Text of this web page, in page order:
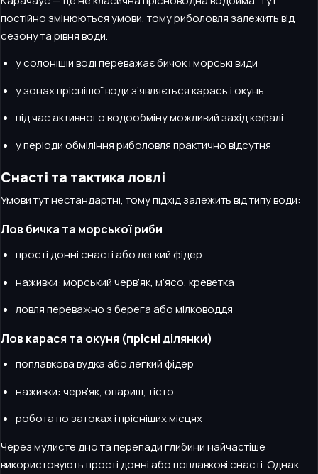
постійно змінюються умови, тому риболовля залежить від
сезону та рівня води.
у солонішій воді переважає бичок і морські види
у зонах пріснішої води з’являється карась і окунь
під час активного водообміну можливий захід кефалі
у періоди обміління риболовля практично відсутня
Снасті та тактика ловлі
Умови тут нестандартні, тому підхід залежить від типу води:
Лов бичка та морської риби
прості донні снасті або легкий фідер
наживки: морський черв’як, м’ясо, креветка
ловля переважно з берега або мілководдя
Лов карася та окуня (прісні ділянки)
поплавкова вудка або легкий фідер
наживки: черв’як, опариш, тісто
робота по затоках і прісніших місцях
Через мулисте дно та перепади глибини найчастіше
використовують прості донні або поплавкові снасті. Однак